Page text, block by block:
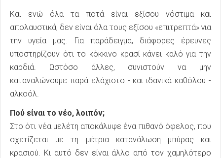
Και ενώ όλα τα ποτά είναι εξίσου νόστιμα και
απολαυστικά, δεν είναι όλα τους εξίσου «επιτρεπτά» για
την υγεία μας. Για παράδειγμα, διάφορες έρευνες
υποστηρίζουν ότι το κόκκινο κρασί κάνει καλό για την
καρδιά. Ωστόσο άλλες, συνιστούν να μην
καταναλώνουμε παρά ελάχιστο - και ιδανικά καθόλου -
αλκοόλ.
Πού είναι το νέο, λοιπόν;
Στο ότι νέα μελέτη αποκάλυψε ένα πιθανό όφελος, που
σχετίζεται με τη μέτρια κατανάλωση μπύρας και
κρασιού. Κι αυτό δεν είναι άλλο από τον χαμηλότερο